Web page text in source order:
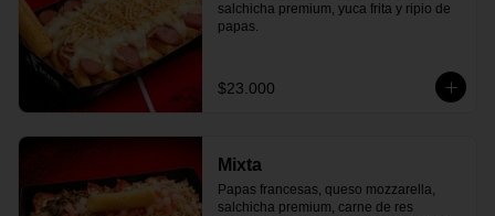
salchicha premium, yuca frita y ripio de
papas.
$23.000
Mixta
Papas francesas, queso mozzarella,
salchicha premium, carne de res